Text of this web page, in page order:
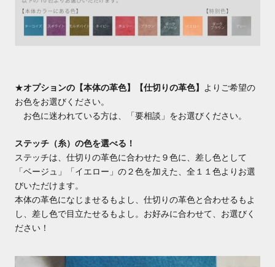
★オプションの【本体の革色】【仕切りの革色】 よりご希望の
お色をお選びください。
お色に迷われている方は、「要相談」をお選びください。
ステッチ（糸）の色を選べる！
ステッチは、仕切りの革色に合わせた９色に、差し色として
「ベージュ」「イエロー」の２色を加えた、全１１色よりお選
びいただけます。
本体の革色になじませるもよし、仕切りの革色と合わせるもよ
し、差し色で目立たせるもよし。お好みに合わせて、お選びく
ださい！